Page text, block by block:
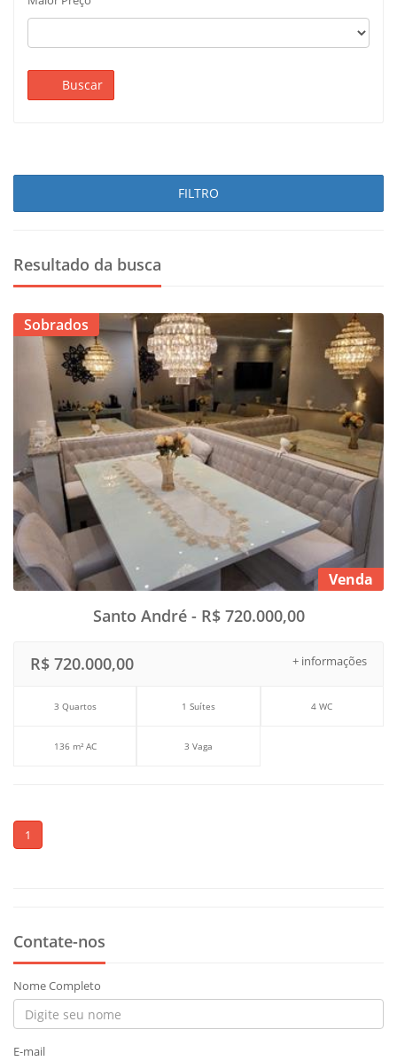
Buscar
FILTRO
Resultado da busca
Sobrados
Venda
Santo André - R$ 720.000,00
+ informações
R$ 720.000,00
3 Quartos 1 Suítes 4 WC
136 m² AC 3 Vaga
1
Contate-nos
Nome Completo
E-mail